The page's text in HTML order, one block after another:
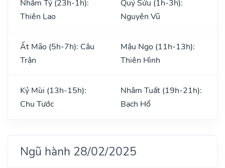
Nhâm Tý (23h-1h):
Thiên Lao
Quý Sửu (1h-3h):
Nguyên Vũ
Ất Mão (5h-7h): Câu
Trận
Mậu Ngọ (11h-13h):
Thiên Hình
Kỷ Mùi (13h-15h):
Chu Tước
Nhâm Tuất (19h-21h):
Bạch Hổ
Ngũ hành 28/02/2025